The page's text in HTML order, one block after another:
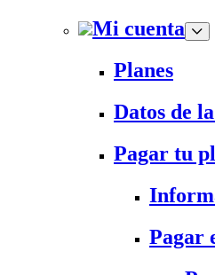
Mi cuenta
Planes
Datos de
Pagar tu
Pagar